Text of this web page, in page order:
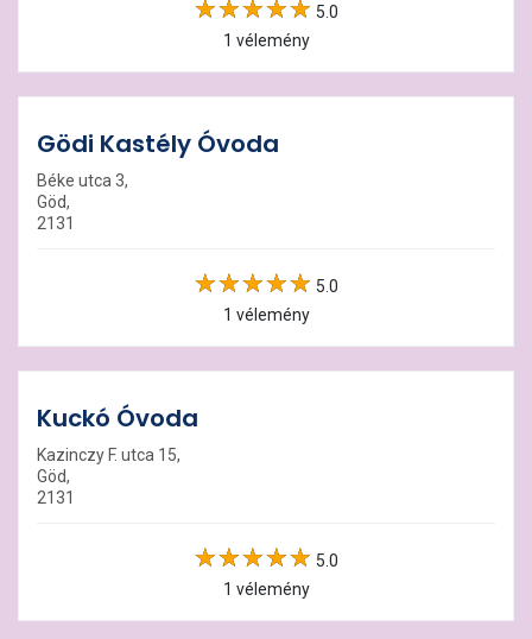
5.0
1 vélemény
Gödi Kastély Óvoda
Béke utca 3,
Göd,
2131
5.0
1 vélemény
Kuckó Óvoda
Kazinczy F. utca 15,
Göd,
2131
5.0
1 vélemény